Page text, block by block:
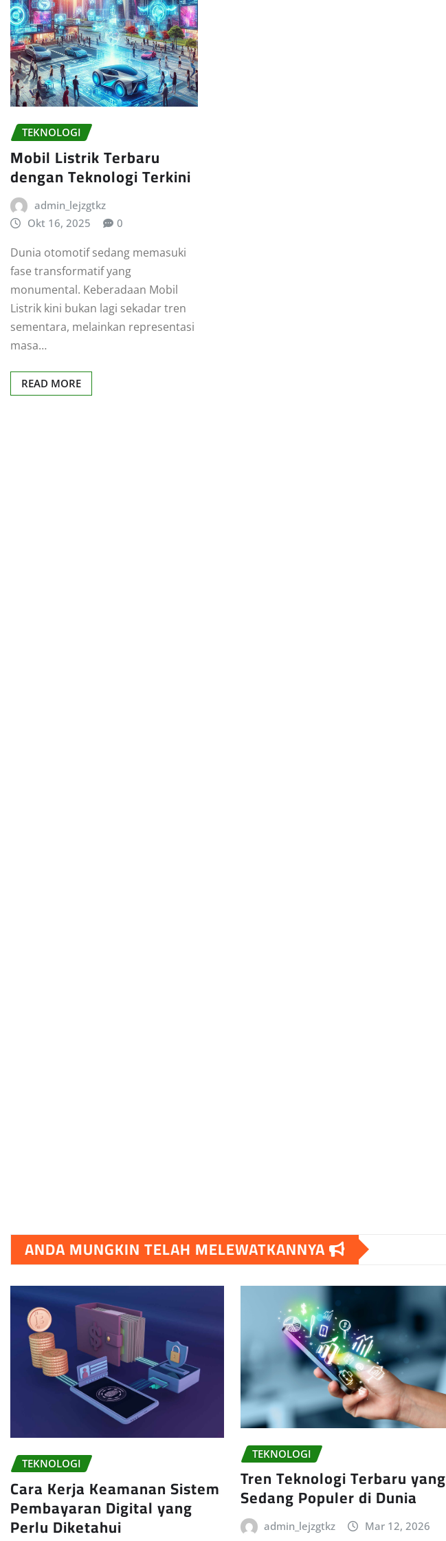
TEKNOLOGI
Mobil Listrik Terbaru
dengan Teknologi Terkini
admin_lejzgtkz
Okt 16, 2025
0
Dunia otomotif sedang memasuki
fase transformatif yang
monumental. Keberadaan Mobil
Listrik kini bukan lagi sekadar tren
sementara, melainkan representasi
masa…
READ MORE
ANDA MUNGKIN TELAH MELEWATKANNYA
TEKNOLOGI
Cara Kerja Keamanan Sistem
Pembayaran Digital yang
Perlu Diketahui
TEKNOLOGI
Tren Teknologi Terbaru yang
Sedang Populer di Dunia
admin_lejzgtkz Mar 12, 2026